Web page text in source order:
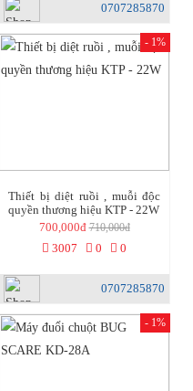
0707285870
- 1%
Thiết bị diệt ruồi , muỗi độc
quyền thương hiệu KTP - 22W
700,000đ710,000đ
3007 0 0
0707285870
- 1%